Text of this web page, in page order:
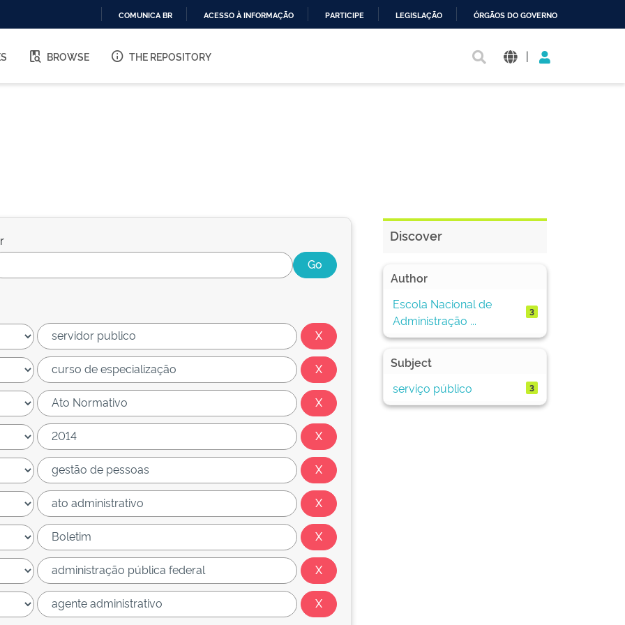
O
COMUNICA BR ACESSO À INFORMAÇÃO PARTICIPE LEGISLAÇÃO ÓRGÃOS DO GOVERNO
BROWSE THE REPOSITORY |
Discover
Author
Escola Nacional de
Administração ...
3
Subject
serviço público
3